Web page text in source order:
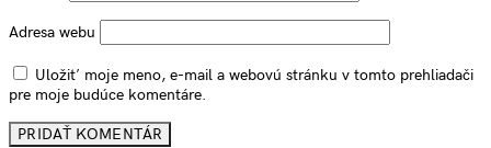
Adresa webu
Uložiť moje meno, e-mail a webovú stránku v tomto prehliadači
pre moje budúce komentáre.